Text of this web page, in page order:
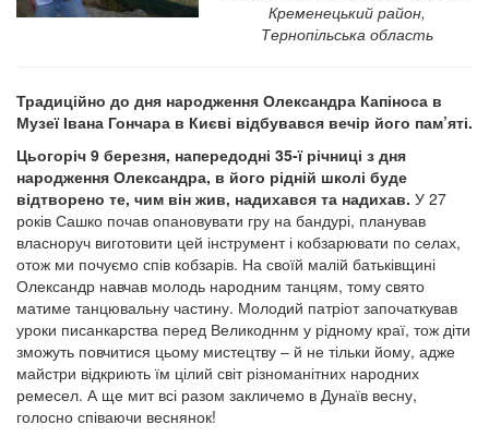
Кременецький район,
Тернопільська область
Традиційно до дня народження Олександра Капіноса в
Музеї Івана Гончара в Києві відбувався вечір його пам’яті.
Цьогоріч 9 березня, напередодні 35-ї річниці з дня
народження Олександра, в його рідній школі буде
відтворено те, чим він жив, надихався та надихав. У 27
років Сашко почав опановувати гру на бандурі, планував
власноруч виготовити цей інструмент і кобзарювати по селах,
отож ми почуємо спів кобзарів. На своїй малій батьківщині
Олександр навчав молодь народним танцям, тому свято
матиме танцювальну частину. Молодий патріот започаткував
уроки писанкарства перед Великодннм у рідному краї, тож діти
зможуть повчитися цьому мистецтву – й не тільки йому, адже
майстри відкриють їм цілий світ різноманітних народних
ремесел. А ще мит всі разом закличемо в Дунаїв весну,
голосно співаючи веснянок!